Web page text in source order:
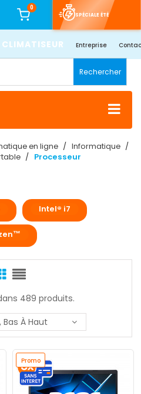
0
SPÉCIALE ÉTÉ
CLIMATISEUR Entreprise
Rechercher
en ligne
Informatique
Processeur
Intel® i7
489 produits.
Bas À Haut
Promo